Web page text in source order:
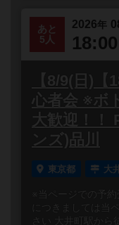
あと
5人
2026年
【8/9(日)
心者会 ※ボ
大歓迎！！
ンズ)品川
東京都 大
※当ページでの予
につきましては当
さい 大井町駅から